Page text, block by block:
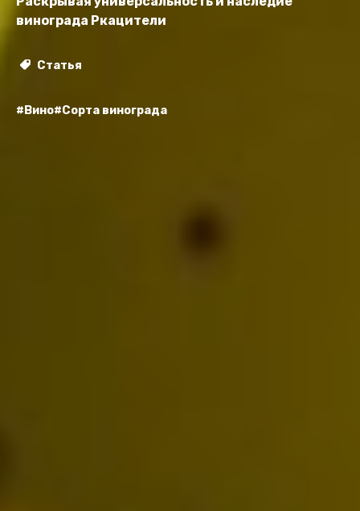
винограда Ркацители
Статья
#Вино#Сорта винограда